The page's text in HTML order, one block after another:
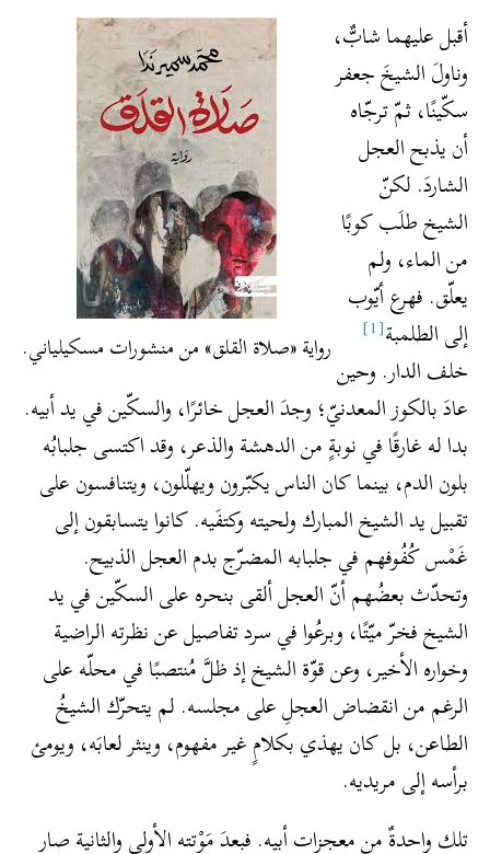
رواية «صلاة القلق» من منشورات مسكيلياني.
أقبل عليهما شابٌّ،
وناولَ الشيخَ جعفر
سكّينًا، ثمّ ترجّاه
أن يذبح العجل
الشاردَ. لكنّ
الشيخ طلَب كوبًا
من الماء، ولم
يعلّق. فهرع أيّوب
إلى الطلمبة[1]
خلف الدار. وحين
عادَ بالكوز المعدنيّ؛ وجدَ العجل خائرًا، والسكّين في يد أبيه.
بدا له غارقًا في نوبةٍ من الدهشة والذعر، وقد اكتسى جلبابُه
بلون الدم، بينما كان الناس يكبّرون ويهلّلون، ويتنافسون على
تقبيل يد الشيخ المبارك ولحيته وكتفَيه. كانوا يتسابقون إلى
غَمْس كُفُوفهم في جلبابه المضرّج بدم العجل الذبيح.
وتحدّث بعضُهم أنّ العجل ألقى بنحره على السكّين في يد
الشيخ فخرّ ميّتًا، وبرعُوا في سرد تفاصيل عن نظرته الراضية
وخواره الأخير، وعن قوّة الشيخ إذ ظلَّ مُنتصبًا في محلّه على
الرغم من انقضاض العجلِ على مجلسه. لم يتحرّك الشيخُ
الطاعن، بل كان يهذي بكلامٍ غير مفهوم، وينثر لعابَه، ويومئ
برأسه إلى مريديه.
تلك واحدةٌ من معجزات أبيه. فبعدَ مَوْتته الأولى والثانية صار